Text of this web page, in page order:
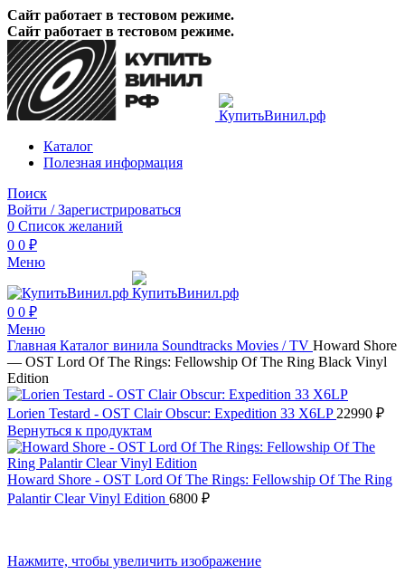
Сайт работает в тестовом режиме.
Сайт работает в тестовом режиме.
Каталог
Полезная информация
Поиск
Войти / Зарегистрироваться
0 Список желаний
0 0 ₽
Меню
0 0 ₽
Меню
Главная Каталог винила Soundtracks Movies / TV Howard Shore
— OST Lord Of The Rings: Fellowship Of The Ring Black Vinyl
Edition
Lorien Testard - OST Clair Obscur: Expedition 33 X6LP 22990 ₽
Вернуться к продуктам
Howard Shore - OST Lord Of The Rings: Fellowship Of The Ring
Palantir Clear Vinyl Edition 6800 ₽
Нажмите, чтобы увеличить изображение